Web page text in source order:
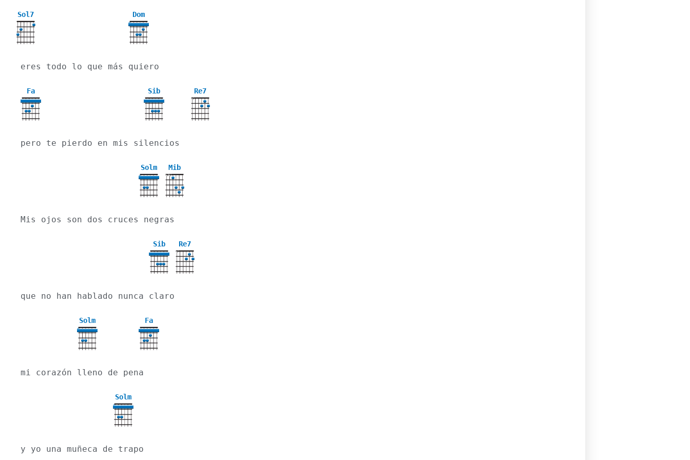
Sol7 Dom
3
eres todo lo que más quiero
Fa Sib Re7
X
pero te pierdo en mis silencios
Solm
3
Mib
XX
Mis ojos son dos cruces negras
Sib Re7
X
que no han hablado nunca claro
Solm
3
Fa
mi corazón lleno de pena
Solm
3
y yo una muñeca de trapo